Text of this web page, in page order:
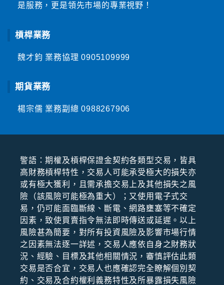
是服務，更是領先市場的專業視野！
槓桿業務
魏才鈞 業務協理0905109999
期貨業務
楊宗儒 業務副總0988267906
警語：期權及槓桿保證⾦契約各類型交易，皆具
⾼財務槓桿特性，交易⼈可能承受極⼤的損失亦
或有極⼤獲利，且需承擔交易上及其他損失之風
險（該風險可能極為重⼤）；⼜使⽤電⼦式交
易，仍可能⾯臨斷線、斷電、網路壅塞等不確定
因素，致使買賣指令無法即時傳送或延遲。以上
風險甚為簡要，對所有投資風險及影響市場⾏情
之因素無法逐⼀詳述，交易⼈應依⾃⾝之財務狀
況、經驗、⽬標及其他相關情況，審慎評估此類
交易是否合宜，交易⼈也應確認完全瞭解個別契
約、交易及合約權利義務特性及所暴露損失風險